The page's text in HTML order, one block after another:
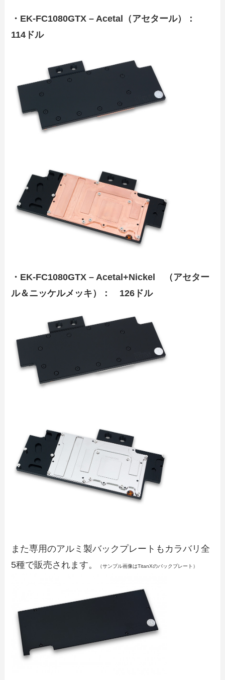
・ EK-FC1080GTX – Acetal（アセタール）：
114ドル
・ EK-FC1080GTX – Acetal+Nickel （アセター
ル＆ニッケルメッキ）： 126ドル
また専用のアルミ製バックプレートもカラバリ全
5種で販売されます。
（サンプル画像はTitanXのバックプレート）